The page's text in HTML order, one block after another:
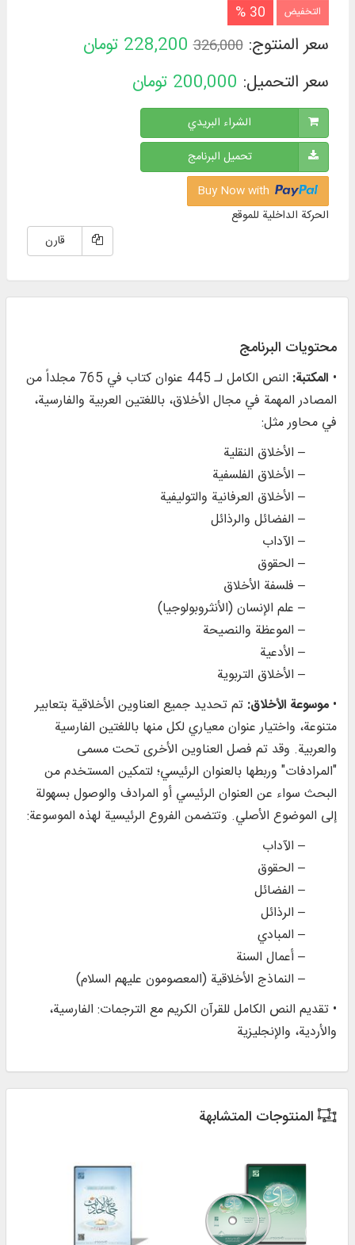
التخفيض 30 %
سعر المنتوج:326,000
228,200 تومان
سعر التحميل: 200,000 تومان
الشراء البريدي
تحميل البرنامج
الحركة الداخلية للموقع
قارن
محتويات البرنامج
• المكتبة:
النص الكامل لـ 445 عنوان كتاب في 765 مجلداً من
المصادر المهمة في مجال الأخلاق، باللغتين العربية والفارسية،
في محاور مثل:
– الأخلاق النقلية
– الأخلاق الفلسفية
– الأخلاق العرفانية والتوليفية
– الفضائل والرذائل
– الآداب
– الحقوق
– فلسفة الأخلاق
– علم الإنسان (الأنثروبولوجيا)
– الموعظة والنصيحة
– الأدعية
– الأخلاق التربوية
•موسوعة الأخلاق: تم تحديد جميع العناوين الأخلاقية بتعابير
متنوعة، واختيار عنوان معياري لكل منها باللغتين الفارسية
والعربية. وقد تم فصل العناوين الأخرى تحت مسمى
"المرادفات" وربطها بالعنوان الرئيسي؛ لتمكين المستخدم من
البحث سواء عن العنوان الرئيسي أو المرادف والوصول بسهولة
إلى الموضوع الأصلي. وتتضمن الفروع الرئيسية لهذه الموسوعة:
– الآداب
– الحقوق
– الفضائل
– الرذائل
– المبادي
– أعمال السنة
– النماذج الأخلاقية (المعصومون عليهم السلام)
• تقديم النص الكامل للقرآن الكريم مع الترجمات: الفارسية،
والأردية، والإنجليزية
المنتوجات المتشابهة